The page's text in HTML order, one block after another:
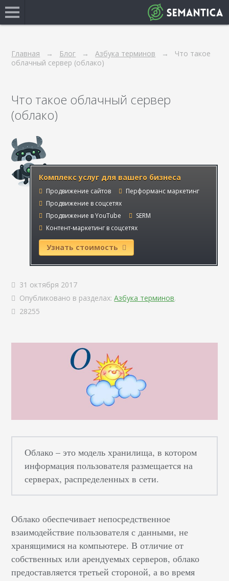
Главная Блог Азбука терминов
Что такое
облачный сервер (облако)
Что такое облачный сервер
(облако)
Комплекс услуг для вашего бизнеса
Продвижение сайтов
Перформанс маркетинг
Продвижение в соцсетях
Продвижение в YouTube
SERM
Контент-маркетинг в соцсетях
Узнать стоимость
31 октября 2017
Опубликовано в разделах: Азбука терминов.
28255
Облако – это модель хранилища, в котором
информация пользователя размещается на
серверах, распределенных в сети.
Облако обеспечивает непосредственное
взаимодействие пользователя с данными, не
хранящимися на компьютере. В отличие от
собственных или арендуемых серверов, облако
предоставляется третьей стороной, а во время